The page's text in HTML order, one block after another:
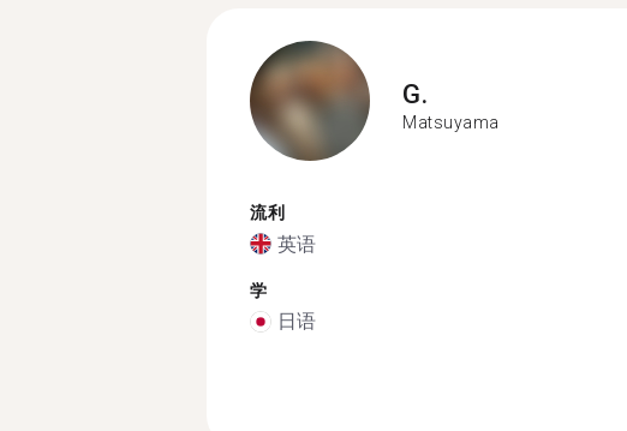
G.
Matsuyama
流利
英语
学
日语